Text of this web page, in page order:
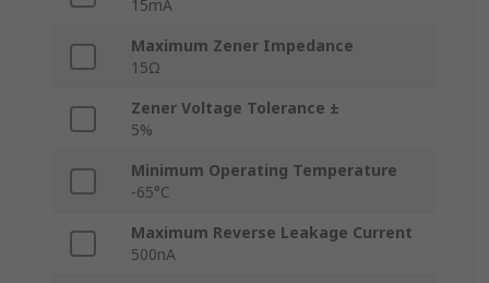
15mA
Maximum Zener Impedance
15Ω
Zener Voltage Tolerance ±
5%
Minimum Operating Temperature
-65°C
Maximum Reverse Leakage Current
500nA